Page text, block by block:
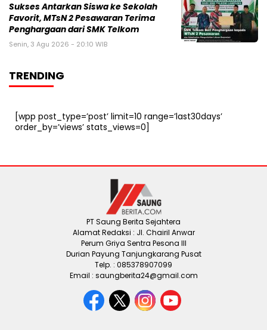
Sukses Antarkan Siswa ke Sekolah
Favorit, MTsN 2 Pesawaran Terima
Penghargaan dari SMK Telkom
Senin, 3 Agu 2026 - 20:10 WIB
TRENDING
[wpp post_type=’post’ limit=10 range=’last30days’
order_by=’views’ stats_views=0]
PT Saung Berita Sejahtera
Alamat Redaksi : Jl. Chairil Anwar
Perum Griya Sentra Pesona III
Durian Payung Tanjungkarang Pusat
Telp. : 085378907099
Email : saungberita24@gmail.com